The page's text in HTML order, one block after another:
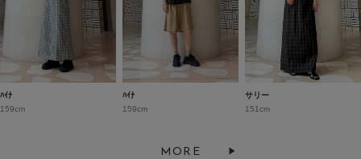
ﾊｲﾅ
159cm
ﾊｲﾅ
159cm
サリー
151cm
MORE